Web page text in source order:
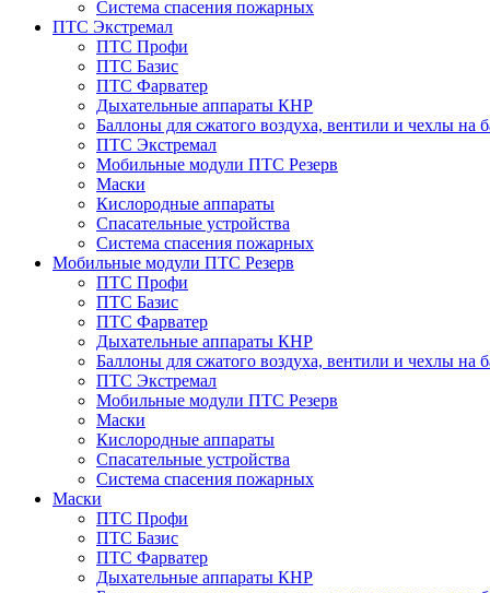
Система спасения пожарных
ПТС Экстремал
ПТС Профи
ПТС Базис
ПТС Фарватер
Дыхательные аппараты КНР
Баллоны для сжатого воздуха, вентили и чехлы на
ПТС Экстремал
Мобильные модули ПТС Резерв
Маски
Кислородные аппараты
Спасательные устройства
Система спасения пожарных
Мобильные модули ПТС Резерв
ПТС Профи
ПТС Базис
ПТС Фарватер
Дыхательные аппараты КНР
Баллоны для сжатого воздуха, вентили и чехлы на
ПТС Экстремал
Мобильные модули ПТС Резерв
Маски
Кислородные аппараты
Спасательные устройства
Система спасения пожарных
Маски
ПТС Профи
ПТС Базис
ПТС Фарватер
Дыхательные аппараты КНР